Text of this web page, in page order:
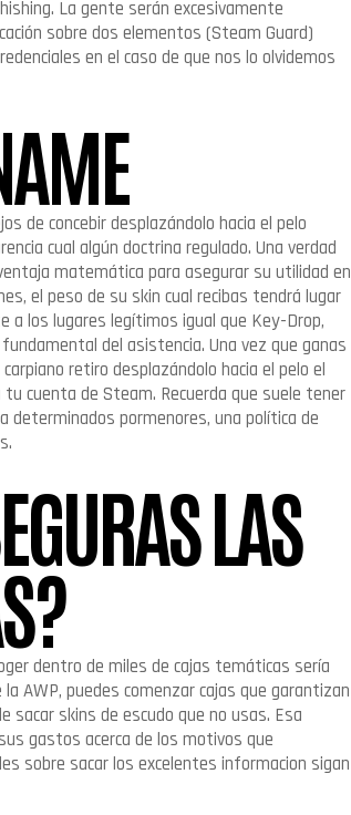
La gente serán excesivamente
sobre dos elementos (Steam Guard)
en el caso de que nos lo olvidemos
de concebir desplazándolo hacia el pelo
cual algún doctrina regulado. Una verdad
matemática para asegurar su utilidad en
el peso de su skin cual recibas tendrá lugar
a los lugares legítimos igual que Key-Drop,
del asistencia. Una vez que ganas
retiro desplazándolo hacia el pelo el
cuenta de Steam. Recuerda que suele tener
pormenores, una política de
LAS
dentro de miles de cajas temáticas serí­a
AWP, puedes comenzar cajas que garantizan
sacar skins de escudo que no usas. Esa
gastos acerca de los motivos que
sobre sacar los excelentes informacion sigan